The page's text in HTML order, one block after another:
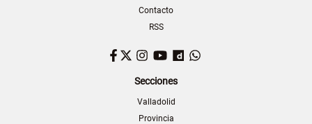
Contacto
RSS
Facebook
TwitterInstagram
YouTubeDailymotion
Secciones
Valladolid
Provincia